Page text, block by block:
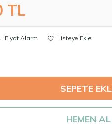
TL
Fiyat Alarmı Listeye Ekle
SEPETE
HEMEN AL